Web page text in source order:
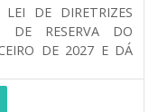
DE DIRETRIZES
DE RESERVA DO
DE 2027 E DÁ